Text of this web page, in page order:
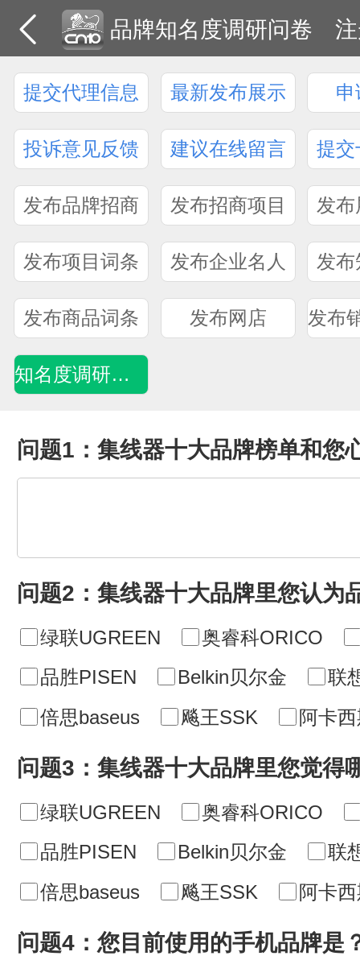
品牌知名度调研问卷
提交代理信息 最新发布展示 申
投诉意见反馈 建议在线留言 提交
发布品牌招商 发布招商项目 发
发布项目词条 发布企业名人 发
发布商品词条 发布网店
知名度调研问卷
问题1：集线器十大品牌榜单和您
问题2：集线器十大品牌里您认为
绿联UGREEN
奥睿科ORICO
品胜PISEN
Belkin贝尔金
联
倍思baseus
飚王SSK 阿卡
问题3：集线器十大品牌里您觉得
绿联UGREEN
奥睿科ORICO
品胜PISEN
Belkin贝尔金
联
倍思baseus
飚王SSK 阿卡
问题4：您目前使用的手机品牌是